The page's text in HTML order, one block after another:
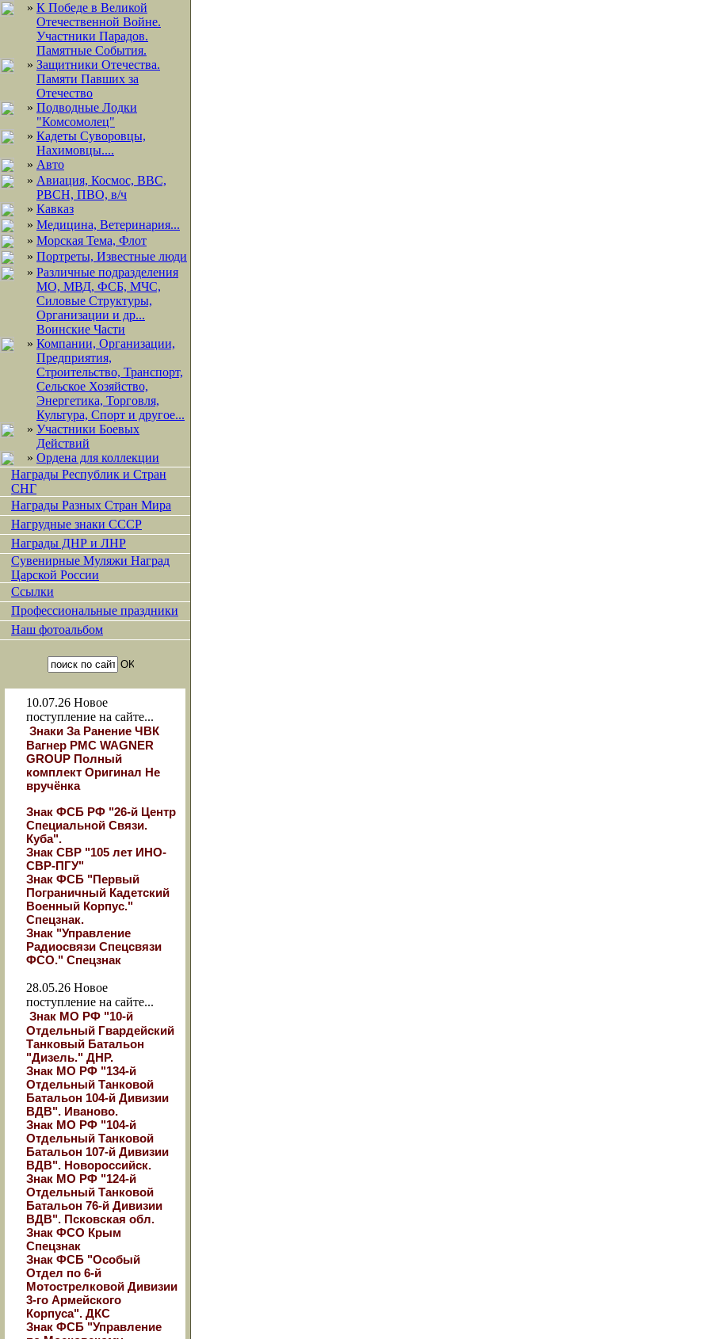
» К Победе в Великой
Отечественной Войне.
Участники Парадов.
Памятные События.
» Защитники Отечества.
Памяти Павших за
Отечество
» Подводные Лодки
"Комсомолец"
» Кадеты Суворовцы,
Нахимовцы....
» Авто
» Авиация, Космос, ВВС,
РВСН, ПВО, в/ч
» Кавказ
» Медицина, Ветеринария...
» Морская Тема, Флот
» Портреты, Известные люди
» Различные подразделения
МО, МВД, ФСБ, МЧС,
Силовые Структуры,
Организации и др...
Воинские Части
» Компании, Организации,
Предприятия,
Строительство, Транспорт,
Сельское Хозяйство,
Энергетика, Торговля,
Культура, Спорт и другое...
» Участники Боевых
Действий
» Ордена для коллекции
Награды Республик и Стран
СНГ
Награды Разных Стран Мира
Нагрудные знаки СССР
Награды ДНР и ЛНР
Сувенирные Муляжи Наград
Царской России
Ссылки
Профессиональные праздники
Наш фотоальбом
10.07.26 Новое
поступление на сайте...
Знаки За Ранение ЧВК
Вагнер РМС WAGNER
GROUP Полный
комплект Оригинал Не
вручёнка
Знак ФСБ РФ "26-й Центр
Специальной Связи.
Куба".
Знак СВР "105 лет ИНО-
СВР-ПГУ"
Знак ФСБ "Первый
Пограничный Кадетский
Военный Корпус."
Спецзнак.
Знак "Управление
Радиосвязи Спецсвязи
ФСО." Спецзнак
28.05.26 Новое
поступление на сайте...
Знак МО РФ "10-й
Отдельный Гвардейский
Танковый Батальон
"Дизель." ДНР.
Знак МО РФ "134-й
Отдельный Танковой
Батальон 104-й Дивизии
ВДВ". Иваново.
Знак МО РФ "104-й
Отдельный Танковой
Батальон 107-й Дивизии
ВДВ". Новороссийск.
Знак МО РФ "124-й
Отдельный Танковой
Батальон 76-й Дивизии
ВДВ". Псковская обл.
Знак ФСО Крым
Спецзнак
Знак ФСБ "Особый
Отдел по 6-й
Мотострелковой Дивизии
3-го Армейского
Корпуса". ДКС
Знак ФСБ "Управление